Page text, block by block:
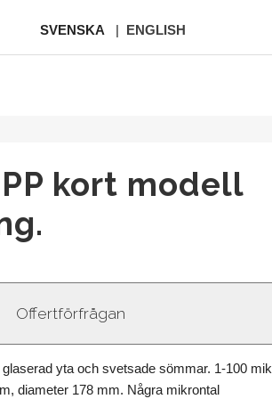
SVENSKA | ENGLISH
kort modell
yta och svetsade sömmar. 1-100
diameter 178 mm. Några mikrontal